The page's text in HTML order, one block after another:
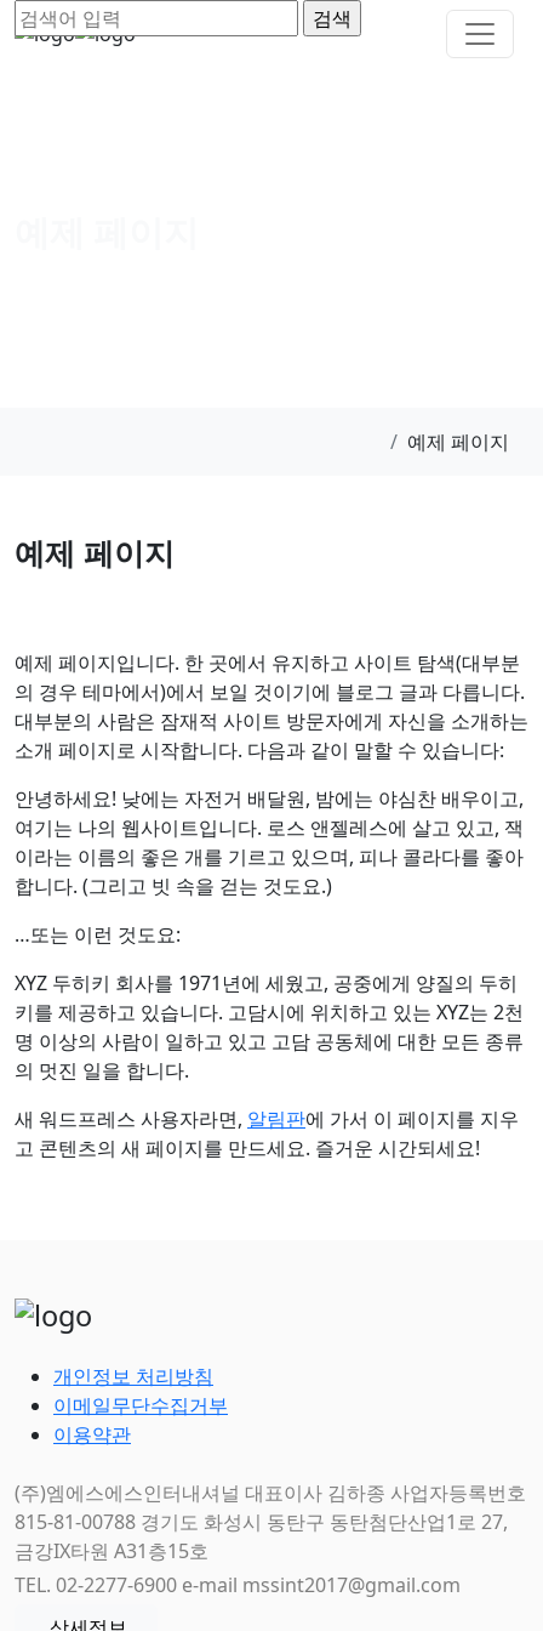
예제 페이지
예제 페이지
예제 페이지입니다. 한 곳에서 유지하고 사이트 탐색(대부분
의 경우 테마에서)에서 보일 것이기에 블로그 글과 다릅니다.
대부분의 사람은 잠재적 사이트 방문자에게 자신을 소개하는
소개 페이지로 시작합니다. 다음과 같이 말할 수 있습니다:
안녕하세요! 낮에는 자전거 배달원, 밤에는 야심찬 배우이고,
여기는 나의 웹사이트입니다. 로스 앤젤레스에 살고 있고, 잭
이라는 이름의 좋은 개를 기르고 있으며, 피나 콜라다를 좋아
합니다. (그리고 빗 속을 걷는 것도요.)
…또는 이런 것도요:
XYZ 두히키 회사를 1971년에 세웠고, 공중에게 양질의 두히
키를 제공하고 있습니다. 고담시에 위치하고 있는 XYZ는 2천
명 이상의 사람이 일하고 있고 고담 공동체에 대한 모든 종류
의 멋진 일을 합니다.
새 워드프레스 사용자라면, 알림판에 가서 이 페이지를 지우
고 콘텐츠의 새 페이지를 만드세요. 즐거운 시간되세요!
개인정보 처리방침
이메일무단수집거부
이용약관
(주)엠에스에스인터내셔널 대표이사 김하종 사업자등록번호
815-81-00788 경기도 화성시 동탄구 동탄첨단산업1로 27,
금강IX타원 A31층15호
TEL. 02-2277-6900 e-mail mssint2017@gmail.com